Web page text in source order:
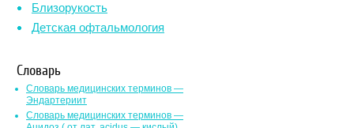
Близорукость
Детская офтальмология
Словарь
Словарь медицинских терминов —
Эндартериит
Словарь медицинских терминов —